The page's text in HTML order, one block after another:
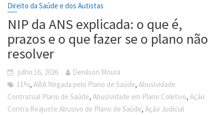
Direito da Saúde e dos Autistas
NIP da ANS explicada: o que é,
prazos e o que fazer se o plano não
resolver
julho 16, 2026
Denilson Moura
11%,ABA Negada pelo Plano de Saúde,Abusividade
Contratual Plano de Saúde,Abusividade em Plano Coletivo,Ação
Contra Reajuste Abusivo de Plano de Saúde,Ação Judicial